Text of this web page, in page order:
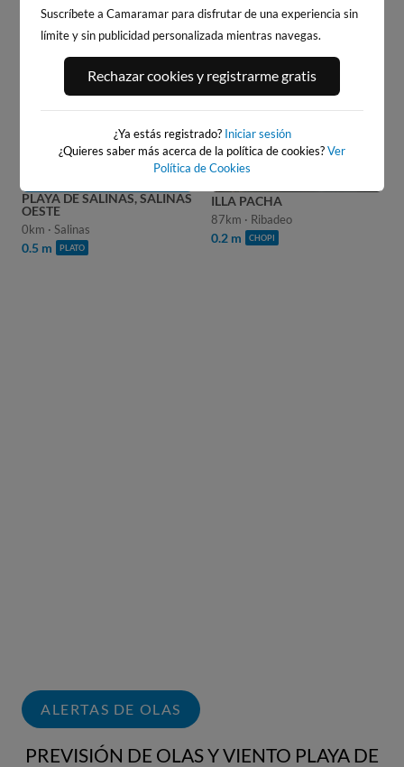
WEBCAMS CERCANAS
PLAYA DE SALINAS, SALINAS
OESTE
0km · Salinas
0.5 m PLATO
ILLA PACHA
87km · Ribadeo
0.2 m CHOPI
ALERTAS DE OLAS
PREVISIÓN DE OLAS Y VIENTO PLAYA DE
Suscríbete a Camaramar para disfrutar de una experiencia sin
límite y sin publicidad personalizada mientras navegas.
Rechazar cookies y registrarme gratis
¿Ya estás registrado? Iniciar sesión
¿Quieres saber más acerca de la política de cookies?Ver
Política de Cookies